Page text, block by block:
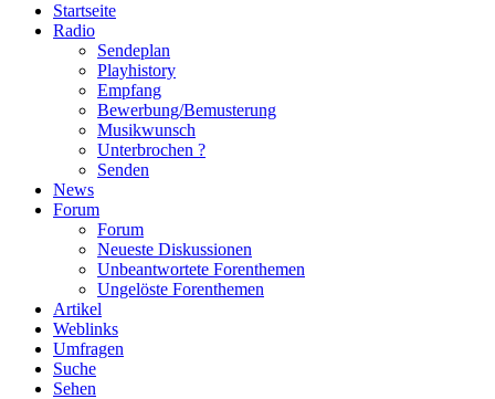
Startseite
Radio
Sendeplan
Playhistory
Empfang
Bewerbung/Bemusterung
Musikwunsch
Unterbrochen ?
Senden
News
Forum
Forum
Neueste Diskussionen
Unbeantwortete Forenthemen
Ungelöste Forenthemen
Artikel
Weblinks
Umfragen
Suche
Sehen